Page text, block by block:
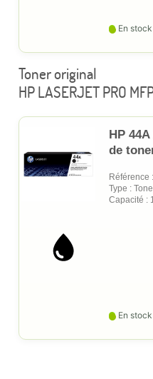
En stock
Toner original
HP LASERJET PRO
HP
de
Référence
Type :
Capacité :
En stock